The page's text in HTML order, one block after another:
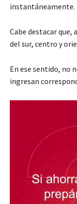
instantáneamente.
Cabe destacar que,
del sur, centro y
En ese sentido, no
ingresan